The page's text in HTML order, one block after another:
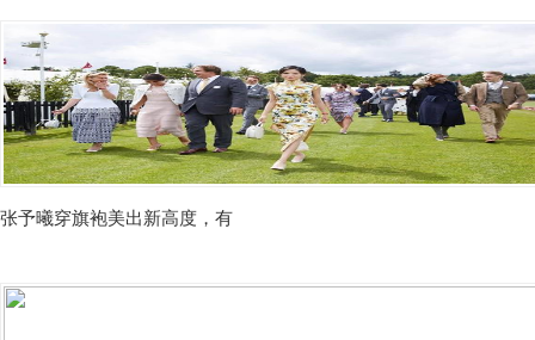
张予曦穿旗袍美出新高度，有